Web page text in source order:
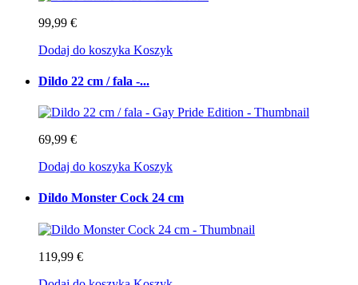
99,99 €
Dodaj do koszyka Koszyk
Dildo 22 cm / fala -...
69,99 €
Dodaj do koszyka Koszyk
Dildo Monster Cock 24 cm
119,99 €